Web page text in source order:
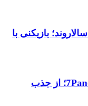
بازیکنی با
خدمات شبکه‌های اجتماعی 7Panel؛ از جذب